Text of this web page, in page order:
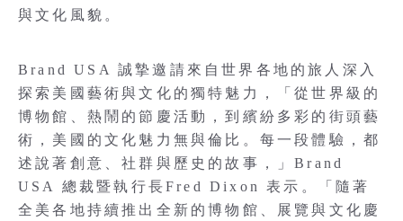
與文化風貌。
Brand USA 誠摯邀請來自世界各地的旅人深入
探索美國藝術與文化的獨特魅力，「從世界級的
博物館、熱鬧的節慶活動，到繽紛多彩的街頭藝
術，美國的文化魅力無與倫比。每一段體驗，都
述說著創意、社群與歷史的故事，」Brand
USA 總裁暨執行長Fred Dixon 表示。「隨著
全美各地持續推出全新的博物館、展覽與文化慶